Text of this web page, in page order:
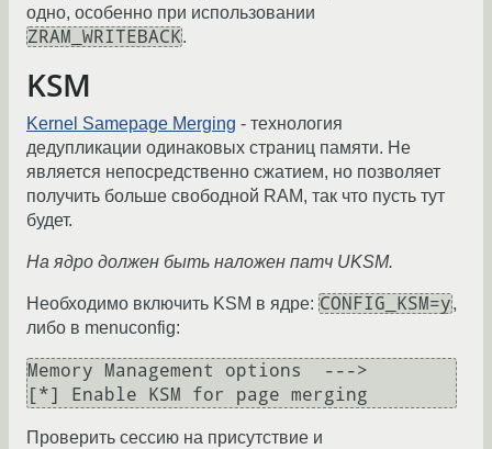
одно, особенно при использовании
ZRAM_WRITEBACK.
KSM
Kernel Samepage Merging - технология
дедупликации одинаковых страниц памяти. Не
является непосредственно сжатием, но позволяет
получить больше свободной RAM, так что пусть тут
будет.
На ядро должен быть наложен патч UKSM.
Необходимо включить KSM в ядре: CONFIG_KSM=y,
либо в menuconfig:
Memory Management options  --->
Проверить сессию на присутствие и